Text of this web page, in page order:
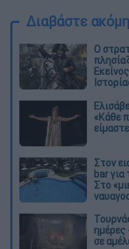
Διαβάστε ακόμη
O
«Κάθε
Στον
bar για
Στο
ημέρες
σε